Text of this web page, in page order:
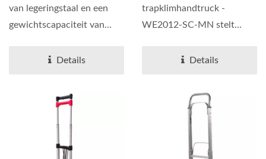
(belasting 70 Kg).
Professionele
Leverancier Pas
van legeringstaal en een
gewichtscapaciteit van
Details
trapklimhandtruck -
WE2012-SC-MN stelt
moeiteloos trappen...
Details